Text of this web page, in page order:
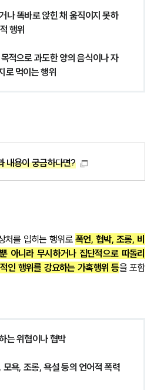
나 똑바로 앉힌 채 움직이지 못하
행위
적으로 과도한 양의 음식이나 자
로 먹이는 행위
내용이 궁금하다면?
처를 입히는 행위로 폭언, 협박, 조롱, 비
아니라 무시하거나 집단적으로 따돌리
인 행위를 강요하는 가혹행위 등을 포함
는 위협이나 협박
욕, 조롱, 욕설 등의 언어적 폭력